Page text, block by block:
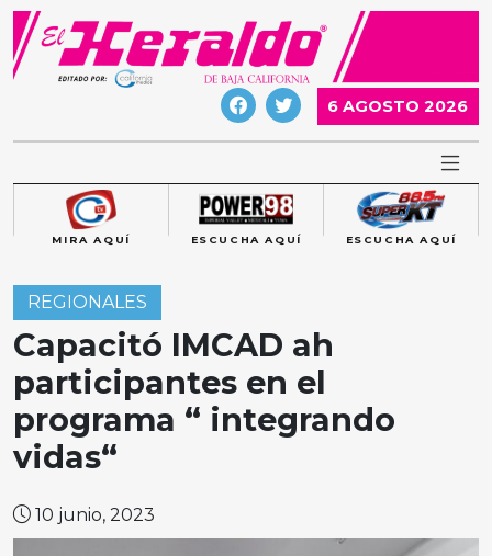
Skip
content
6 AGOSTO 2026
MIRA AQUÍ ESCUCHA AQUÍ ESCUCHA AQUÍ
REGIONALES
Capacitó IMCAD ah
participantes en el
programa “ integrando
vidas“
10 junio, 2023